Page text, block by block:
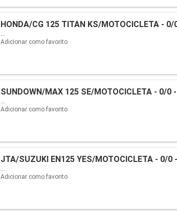
HONDA/CG 125 TITAN KS/MOTOCICLETA - 0/
Adicionar como favorito
SUNDOWN/MAX 125 SE/MOTOCICLETA - 0/0 -
Adicionar como favorito
JTA/SUZUKI EN125 YES/MOTOCICLETA - 0/0 -
Adicionar como favorito